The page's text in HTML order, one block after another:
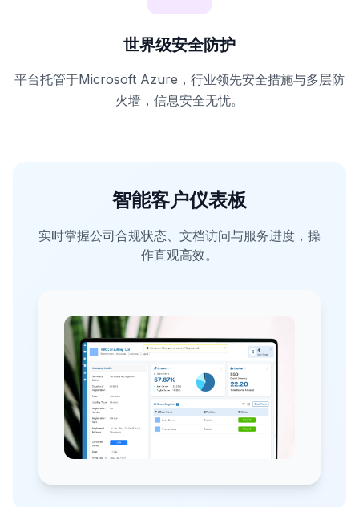
世界级安全防护
平台托管于Microsoft Azure，行业领先安全措施与多层防
火墙，信息安全无忧。
智能客户仪表板
实时掌握公司合规状态、文档访问与服务进度，操
作直观高效。